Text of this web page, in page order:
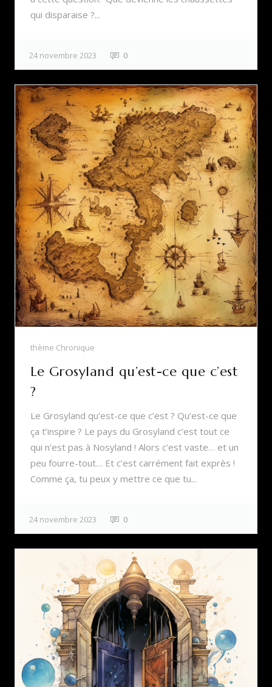
qui disparaise ?...
24 novembre 2023 0
thème Chronique
Le Grosyland qu’est-ce que c’est
?
Le Grosyland qu’est-ce que c’est ? Qu’est-ce que
ça t’inspire ? Le pays du Grosyland c’est tout ce
qui n’est pas à Nosyland ! Alors c’est vaste… et un
peu fourre-tout… Et c’est carrément fait exprès !
Comme ça, tu peux y mettre ce que tu...
24 novembre 2023 0